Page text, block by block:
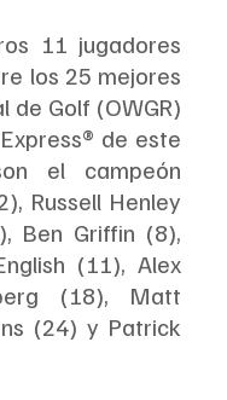
11 jugadores
los 25 mejores
de Golf (OWGR)
de este
el campeón
Russell Henley
Ben Griffin (8),
(11), Alex
(18), Matt
(24) y Patrick